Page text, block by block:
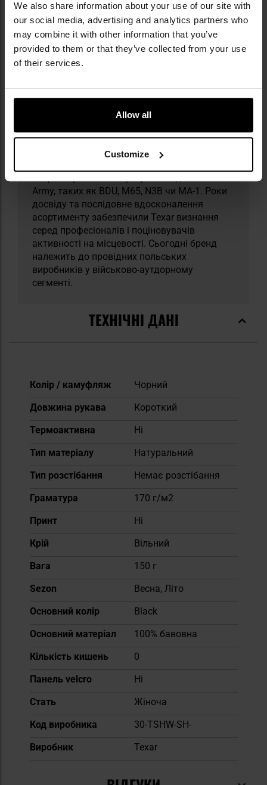
We also share information about your use of our site with
our social media, advertising and analytics partners who
may combine it with other information that you’ve
provided to them or that they’ve collected from your use
of their services.
Allow all
Customize
Militaria.pl є premium-дилером бренду Texar.
спеціалізується на тактичному одязі,
аутдор-спорядженні та survival-аксесуарах,
черпаючи натхнення з класичних військових
дистрибуції надлишкового військового
майна американської армії, а з часом
Army, таких як BDU, M65, N3B чи MA-1. Роки
досвіду та послідовне вдосконалення
асортименту забезпечили Texar визнання
серед професіоналів і поціновувачів
активності на місцевості. Сьогодні бренд
належить до провідних польських
виробників у військово-аутдорному
сегменті.
ТЕХНІЧНІ ДАНІ
Докладніше
Колір / камуфляж
Чорний
Довжина рукава
Короткий
Термоактивна
Ні
Тип матеріалу
Натуральний
Тип розстібання
Немає розстібання
Граматура
170 г/м2
Принт
Ні
Крій
Вільний
Вага
150 г
Sezon
Весна, Літо
Основний колір
Black
Основний матеріал
100% бавовна
Кількість кишень
0
Панель velcro
Ні
Cтать
Жіноча
Код виробника
30-TSHW-SH-
Виробник
Texar